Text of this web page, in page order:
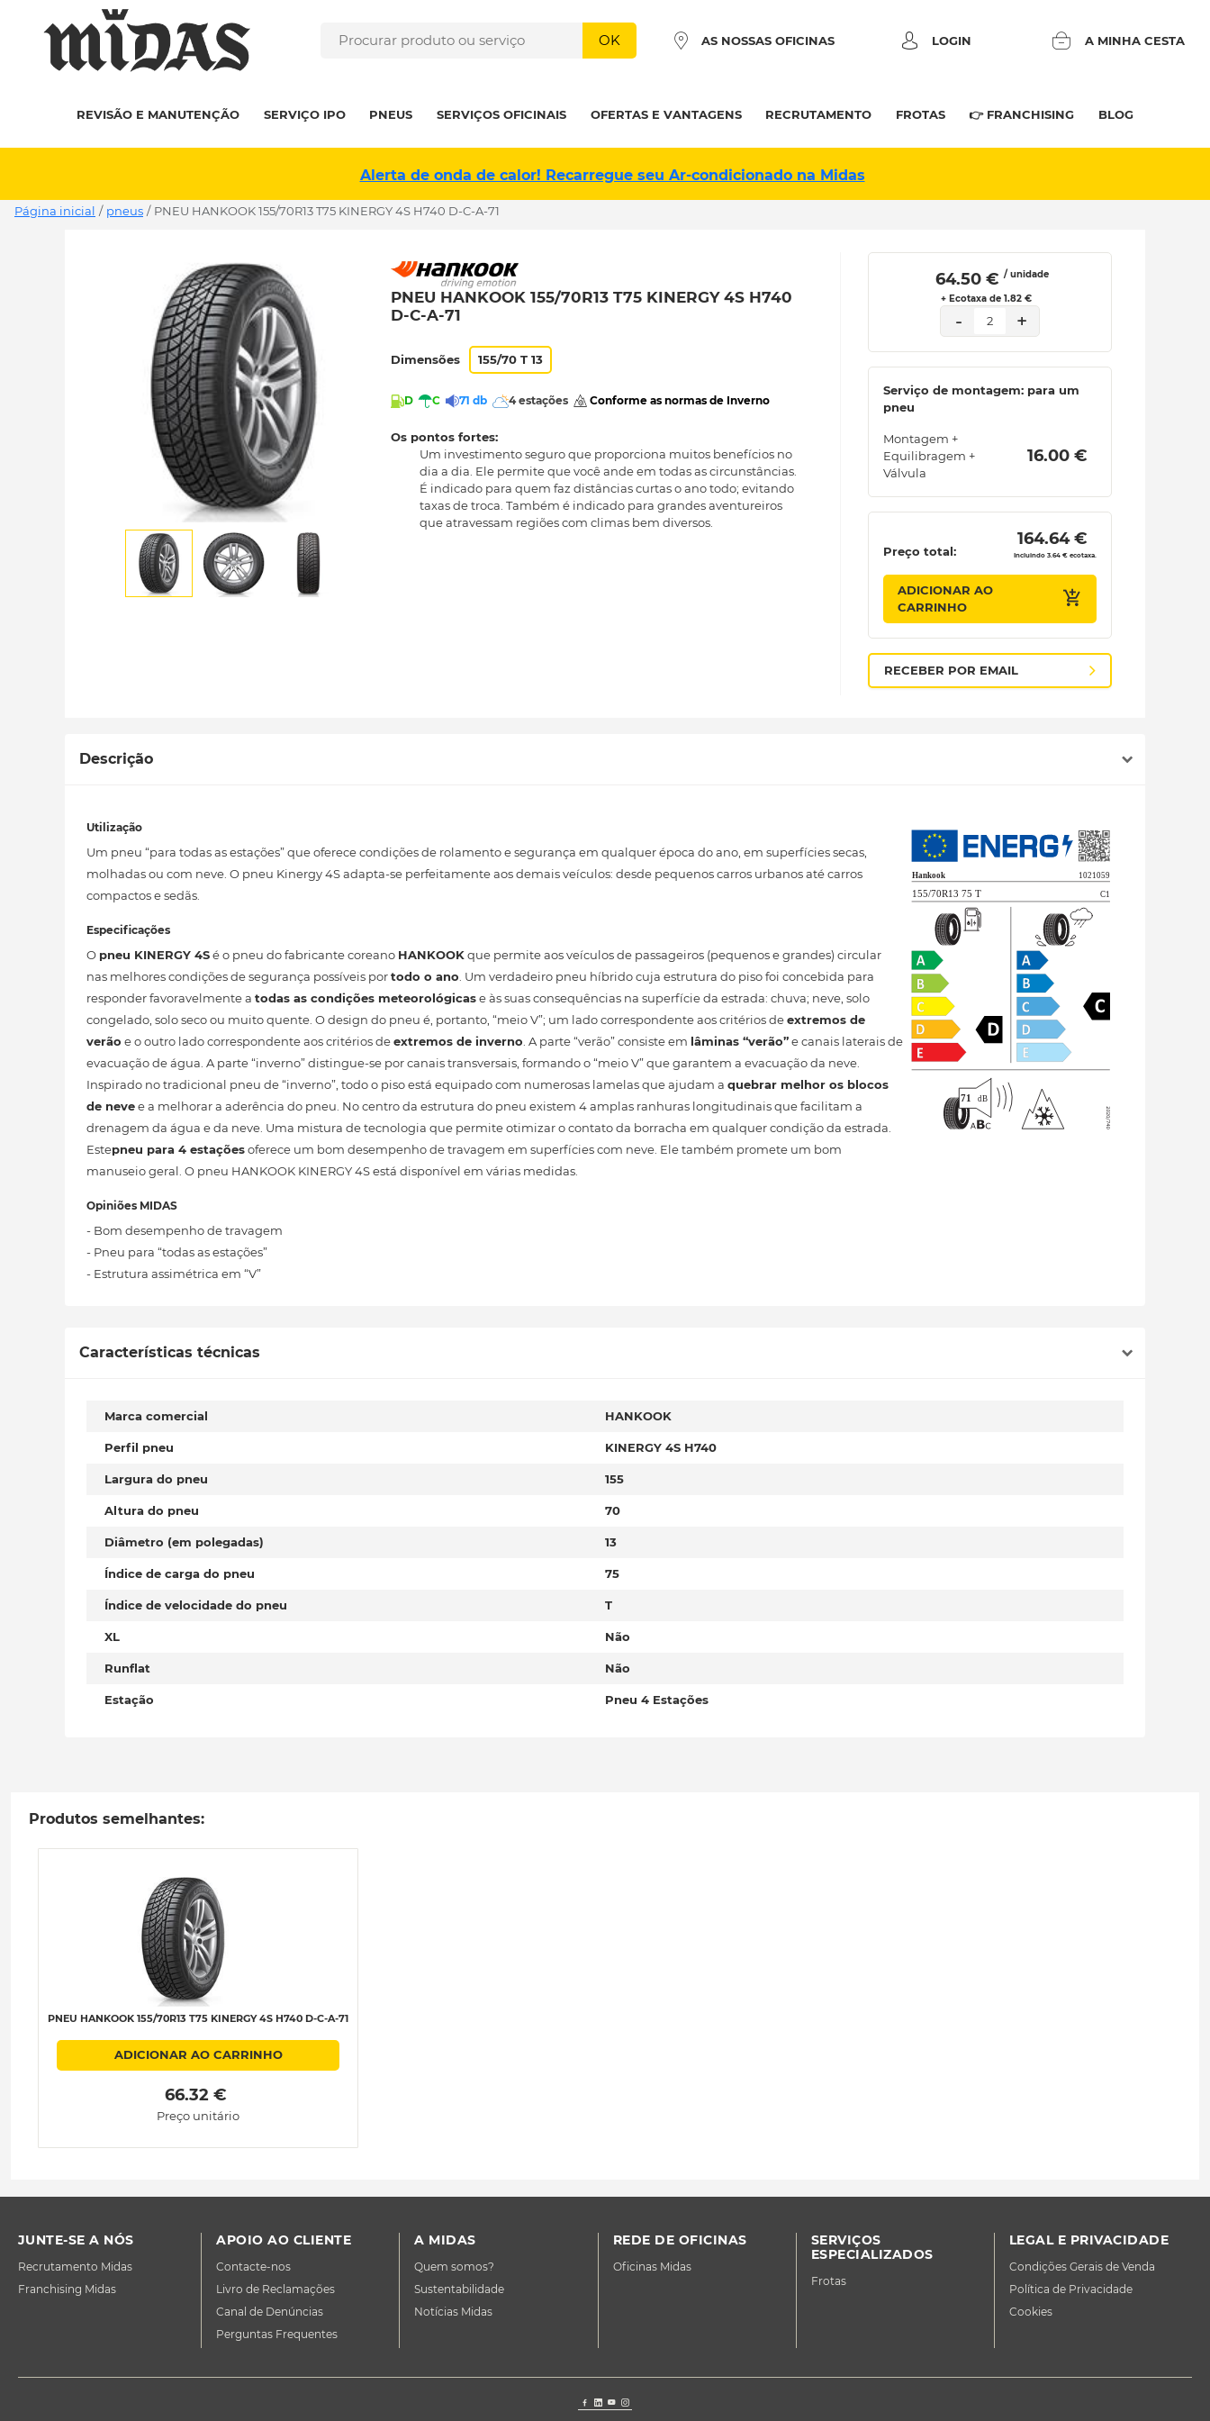
OK AS NOSSAS OFICINAS LOGIN A MINHA CESTA
REVISÃO E MANUTENÇÃO SERVIÇO IPO PNEUS SERVIÇOS OFICINAIS OFERTAS E VANTAGENS RECRUTAMENTO FROTAS 👉 FRANCHISING BLOG
Alerta de onda de calor! Recarregue seu Ar-condicionado na Midas
Página inicial / pneus / PNEU HANKOOK 155/70R13 T75 KINERGY 4S H740 D-C-A-71
PNEU HANKOOK 155/70R13 T75 KINERGY 4S H740
D-C-A-71
Dimensões 155/70 T 13
D C 71 db 4 estações Conforme as normas de Inverno
Os pontos fortes:
Um investimento seguro que proporciona muitos benefícios no
dia a dia. Ele permite que você ande em todas as circunstâncias.
É indicado para quem faz distâncias curtas o ano todo; evitando
taxas de troca. Também é indicado para grandes aventureiros
que atravessam regiões com climas bem diversos.
64.50 € / unidade
+ Ecotaxa de 1.82 €
- 2 +
Serviço de montagem: para um
pneu
Montagem +
Equilibragem +
Válvula
16.00 €
Preço total:
164.64 €
Incluindo 3.64 € ecotaxa.
ADICIONAR AO
CARRINHO
RECEBER POR EMAIL
Descrição
Utilização
Um pneu “para todas as estações” que oferece condições de rolamento e segurança em qualquer época do ano, em superfícies secas,
molhadas ou com neve. O pneu Kinergy 4S adapta-se perfeitamente aos demais veículos: desde pequenos carros urbanos até carros
compactos e sedãs.
Especificações
O pneu KINERGY 4Sé o pneu do fabricante coreano HANKOOKque permite aos veículos de passageiros (pequenos e grandes) circular
nas melhores condições de segurança possíveis portodo o ano . Um verdadeiro pneu híbrido cuja estrutura do piso foi concebida para
responder favoravelmente a todas as condições meteorológicase às suas consequências na superfície da estrada: chuva; neve, solo
congelado, solo seco ou muito quente. O design do pneu é, portanto, “meio V”; um lado correspondente aos critérios deextremos de
verão e o outro lado correspondente aos critérios deextremos de inverno . A parte “verão” consiste em lâminas “verão”e canais laterais de
evacuação de água. A parte “inverno” distingue-se por canais transversais, formando o “meio V” que garantem a evacuação da neve.
Inspirado no tradicional pneu de “inverno”, todo o piso está equipado com numerosas lamelas que ajudam a quebrar melhor os blocos
de nevee a melhorar a aderência do pneu. No centro da estrutura do pneu existem 4 amplas ranhuras longitudinais que facilitam a
drenagem da água e da neve. Uma mistura de tecnologia que permite otimizar o contato da borracha em qualquer condição da estrada.
Estepneu para 4 estaçõesoferece um bom desempenho de travagem em superfícies com neve. Ele também promete um bom
manuseio geral. O pneu HANKOOK KINERGY 4S está disponível em várias medidas.
Opiniões MIDAS
- Bom desempenho de travagem
- Pneu para “todas as estações”
- Estrutura assimétrica em “V”
Características técnicas
Marca comercial HANKOOK
Perfil pneu KINERGY 4S H740
Largura do pneu 155
Altura do pneu 70
Diâmetro (em polegadas) 13
Índice de carga do pneu 75
Índice de velocidade do pneu T
XL Não
Runflat Não
Estação Pneu 4 Estações
Produtos semelhantes:
PNEU HANKOOK 155/70R13 T75 KINERGY 4S H740 D-C-A-71
ADICIONAR AO CARRINHO
66.32 €
Preço unitário
JUNTE-SE A NÓS
Recrutamento Midas
Franchising Midas
APOIO AO CLIENTE
Contacte-nos
Livro de Reclamações
Canal de Denúncias
Perguntas Frequentes
A MIDAS
Quem somos?
Sustentabilidade
Notícias Midas
REDE DE OFICINAS
Oficinas Midas
SERVIÇOS
ESPECIALIZADOS
Frotas
LEGAL E PRIVACIDADE
Condições Gerais de Venda
Política de Privacidade
Cookies